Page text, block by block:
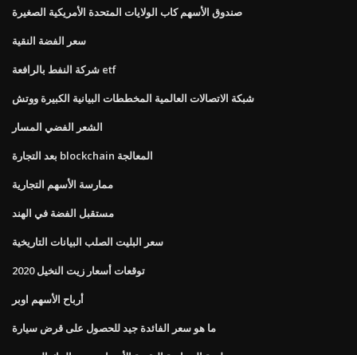
صندوق الأسهم كاب الولايات المتحدة الأمريكية الصغيرة
سعر الفضة النقية
شركة النفط بالرافعة etf
شبكة الاتصالات العالمية المخططات البيانية الكبيرة ووتش
الشعر الفضي المسار
بعد التجارة blockchain المعالجة
ممارسة الأسهم التجارية
مستقبل الفضة في الهند
سعر البليت الصلب البيانات التاريخية
توقعات أسعار زيت النخيل 2020
أرباح الأسهم اوبر
ما هو سعر الفائدة جيد للحصول على قرض سيارة